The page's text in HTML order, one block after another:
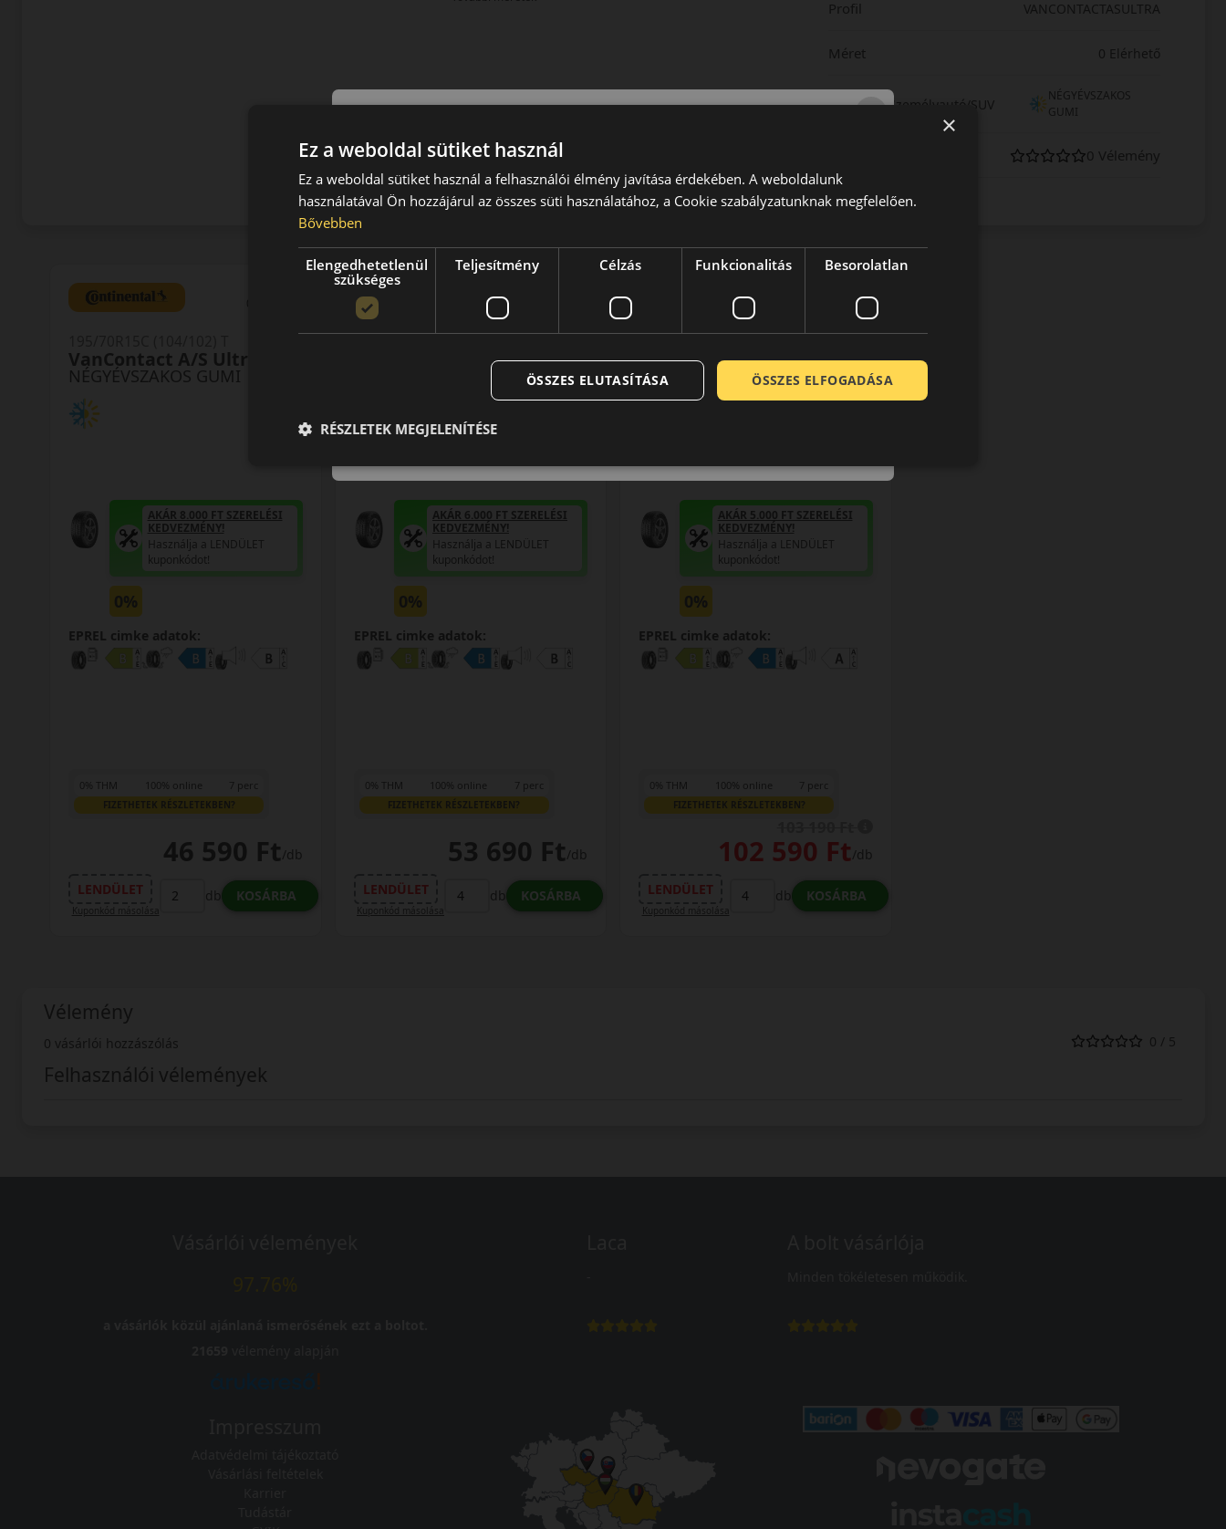
Profil VANCONTACTASULTRA
Méret 0 Elérhető
KategóriaSzemélyautó/SUV
NÉGYÉVSZAKOS
GUMI
0 Vélemény
NÉGYÉVSZAKOS GUMI
VanContact A/S Ultra
AKÁR 8.000 FT SZERELÉSI
KEDVEZMÉNY!
Használja a LENDÜLET
kuponkódot!
0%
EPREL cimke adatok:
0% THM 100% online 7 perc
FIZETHETEK RÉSZLETEKBEN?
46 590 Ft/db
LENDÜLET
Kuponkód másolása
db KOSÁRBA
VanContact A/S Ultra
AKÁR 6.000 FT SZERELÉSI
KEDVEZMÉNY!
Használja a LENDÜLET
kuponkódot!
0%
EPREL cimke adatok:
0% THM 100% online 7 perc
FIZETHETEK RÉSZLETEKBEN?
53 690 Ft/db
LENDÜLET
Kuponkód másolása
db KOSÁRBA
0 értékelés
NÉGYÉVSZAKOS GUMI
VanContact A/S Ultra
AKÁR 5.000 FT SZERELÉSI
KEDVEZMÉNY!
Használja a LENDÜLET
kuponkódot!
0%
EPREL cimke adatok:
0% THM 100% online 7 perc
FIZETHETEK RÉSZLETEKBEN?
102 590 Ft/db
LENDÜLET
Kuponkód másolása
db KOSÁRBA
Vélemény
0 vásárlói hozzászólás 0 / 5
Felhasználói vélemények
×
Ez a weboldal sütiket használ
Ez a weboldal sütiket használ a felhasználói élmény javítása érdekében. A weboldalunk
használatával Ön hozzájárul az összes süti használatához, a Cookie szabályzatunknak megfelelően.
Bővebben
Elengedhetetlenül
szükséges
Teljesítmény Célzás Funkcionalitás Besorolatlan
ÖSSZES ELFOGADÁSA
ÖSSZES ELUTASÍTÁSA
RÉSZLETEK MEGJELENÍTÉSE